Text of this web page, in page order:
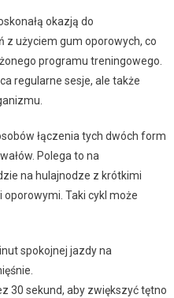
okazją do
użyciem gum oporowych, co
programu treningowego.
regularne sesje, ale także
łączenia tych dwóch form
Polega to na
na hulajnodze z krótkimi
Taki cykl może
spokojnej jazdy na
30 sekund, aby zwiększyć tętno